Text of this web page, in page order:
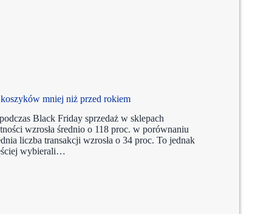
mniej niż przed rokiem
Black Friday sprzedaż w sklepach
wzrosła średnio o 118 proc. w porównaniu
liczba transakcji wzrosła o 34 proc. To jednak
wybierali…